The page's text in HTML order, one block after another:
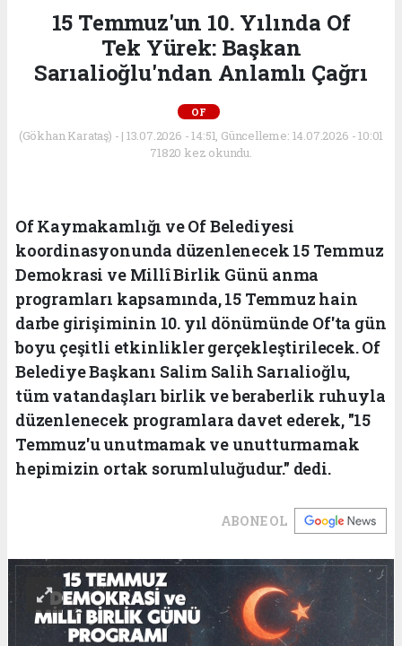
15 Temmuz'un 10. Yılında Of
Tek Yürek: Başkan
Sarıalioğlu'ndan Anlamlı Çağrı
OF
(Gökhan Karataş) - | 13.07.2026 - 14:51, Güncelleme: 14.07.2026 - 10:01
71820 kez okundu.
Of Kaymakamlığı ve Of Belediyesi
koordinasyonunda düzenlenecek 15 Temmuz
Demokrasi ve Millî Birlik Günü anma
programları kapsamında, 15 Temmuz hain
darbe girişiminin 10. yıl dönümünde Of'ta gün
boyu çeşitli etkinlikler gerçekleştirilecek. Of
Belediye Başkanı Salim Salih Sarıalioğlu,
tüm vatandaşları birlik ve beraberlik ruhuyla
düzenlenecek programlara davet ederek, "15
Temmuz'u unutmamak ve unutturmamak
hepimizin ortak sorumluluğudur." dedi.
ABONE OL